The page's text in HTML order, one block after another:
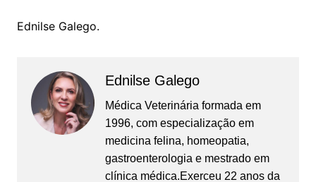
Ednilse Galego.
Ednilse Galego
Médica Veterinária formada em
1996, com especialização em
medicina felina, homeopatia,
gastroenterologia e mestrado em
clínica médica.Exerceu 22 anos da